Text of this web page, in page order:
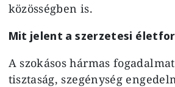
közösségben is.
Mit jelent a szerzetesi
A szokásos hármas
tisztaság, szegénység